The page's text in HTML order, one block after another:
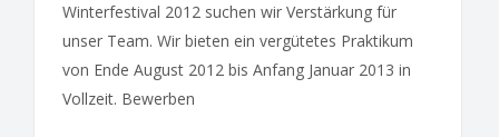
Winterfestival 2012 suchen wir Verstärkung für
unser Team. Wir bieten ein vergütetes Praktikum
von Ende August 2012 bis Anfang Januar 2013 in
Vollzeit. Bewerben